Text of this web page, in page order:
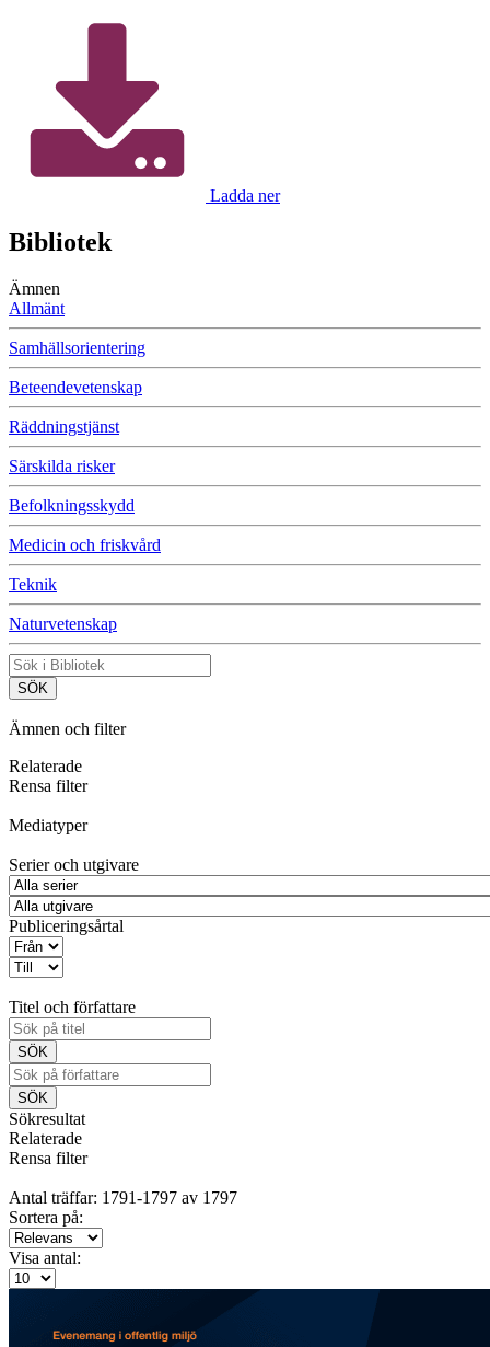
Ladda ner
Bibliotek
Ämnen
Allmänt
Samhällsorientering
Beteendevetenskap
Räddningstjänst
Särskilda risker
Befolkningsskydd
Medicin och friskvård
Teknik
Naturvetenskap
Ämnen och filter
Relaterade
Rensa filter
Mediatyper
Serier och utgivare
Publiceringsårtal
Titel och författare
Sökresultat
Relaterade
Rensa filter
Antal träffar: 1791-1797 av 1797
Sortera på:
Visa antal: